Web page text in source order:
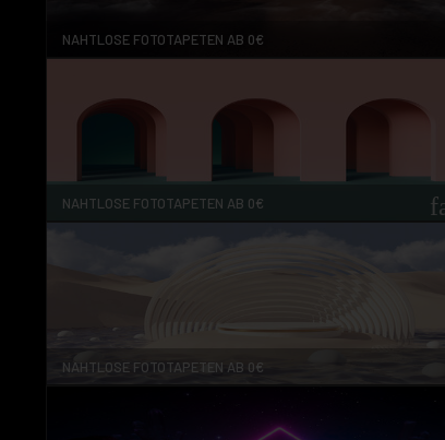
NAHTLOSE FOTOTAPETEN AB 0€
NAHTLOSE FOTOTAPETEN AB 0€
NAHTLOSE FOTOTAPETEN AB 0€